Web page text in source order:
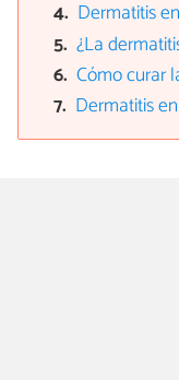
Dermatitis
¿La
Cómo curar
Dermatitis